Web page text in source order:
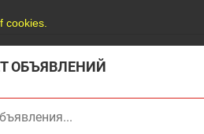
cookies.
ОБЪЯВЛЕНИЙ